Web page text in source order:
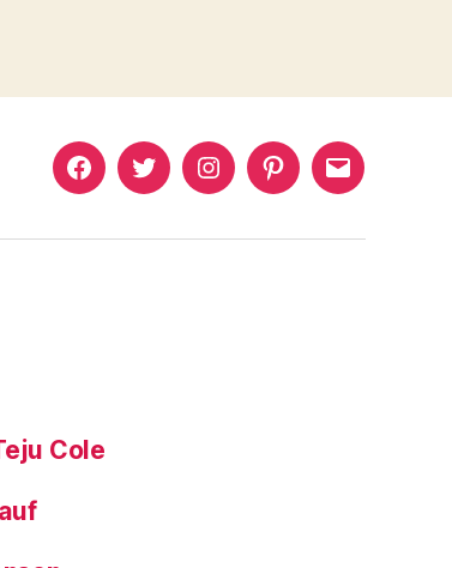
Murat
Facebook
Murat
Twitter
Murat
Instagram
PinterestMurat
Mail
Cole